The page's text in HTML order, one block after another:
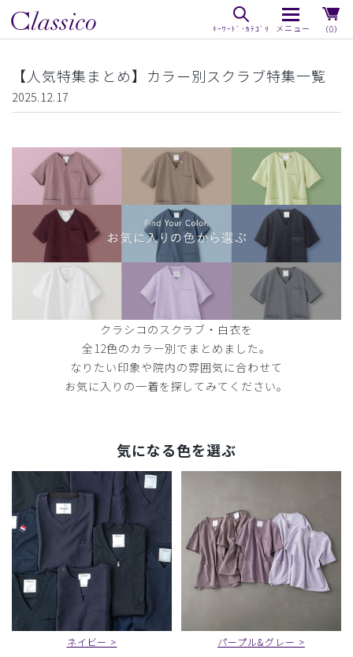
（0）
【人気特集まとめ】カラー別スクラブ特集一覧
2025.12.17
クラシコのスクラブ・白衣を
全12色のカラー別でまとめました。
なりたい印象や院内の雰囲気に合わせて
お気に入りの一着を探してみてください。
気になる色を選ぶ
ネイビー > パープル&グレー >